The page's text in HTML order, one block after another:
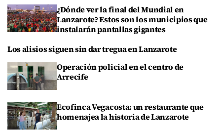
¿Dónde ver la final del Mundial en
Lanzarote? Estos son los municipios que
instalarán pantallas gigantes
Los alisios siguen sin dar tregua en Lanzarote
Operación policial en el centro de
Arrecife
Ecofinca Vegacosta: un restaurante que
homenajea la historia de Lanzarote